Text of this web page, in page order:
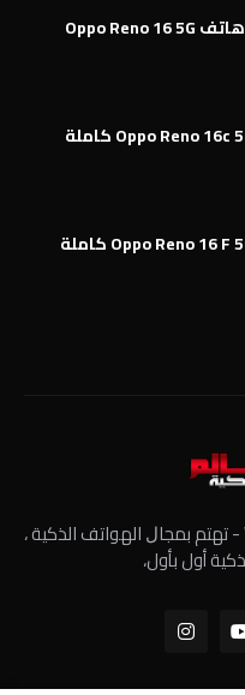
مواصفات وميزات هاتف Oppo Reno 16 5G
عالم الهواتف الذكية World of Mobile - ﺗﻬﺘﻢ ﺑﻤﺠﺎﻝ الهواتف الذكية ،
أول بأول،